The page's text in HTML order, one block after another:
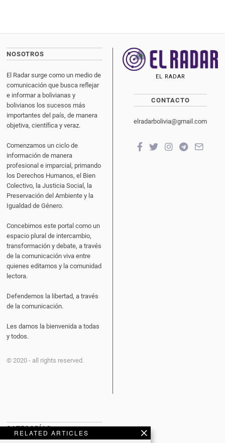
RELATED ARTICLES
NOSOTROS
El Radar surge como un medio de
comunicación que busca reflejar
e informar a bolivianas y
bolivianos los sucesos más
importantes del país, de manera
objetiva, científica y veraz.
Comenzamos un ciclo de
información de manera
profesional e imparcial, primando
los Derechos Humanos, el Bien
Colectivo, la Justicia Social, la
Preservación del Ambiente y la
Igualdad de Género.
Concebimos este portal como un
espacio plural de intercambio,
transformación y debate, a través
de la comunicación viva entre
quienes editamos y la comunidad
lectora.
Defendemos la libertad, a través
de la comunicación.
Les damos la bienvenida a todas
y todos.
© 2020 - all rights reserved.
EL RADAR
CONTACTO
elradarbolivia@gmail.com
CATEGORÍAS